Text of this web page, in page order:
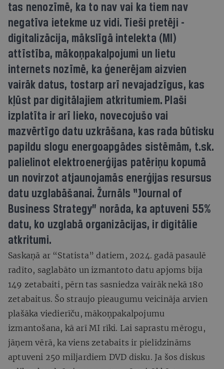
tas nenozīmē, ka to nav vai ka tiem nav
negatīva ietekme uz vidi. Tieši pretēji -
digitalizācija, mākslīgā intelekta (MI)
attīstība, mākoņpakalpojumi un lietu
internets nozīmē, ka ģenerējam aizvien
vairāk datus, tostarp arī nevajadzīgus, kas
kļūst par digitālajiem atkritumiem. Plaši
izplatīta ir arī lieko, novecojušo vai
mazvērtīgo datu uzkrāšana, kas rada būtisku
papildu slogu energoapgādes sistēmām, t.sk.
palielinot elektroenerģijas patēriņu kopumā
un novirzot atjaunojamās enerģijas resursus
datu uzglabāšanai. Žurnāls “Journal of
Business Strategy” norāda, ka aptuveni 55%
datu, ko uzglabā organizācijas, ir digitālie
atkritumi.
Saskaņā ar “Statista” datiem, 2024. gadā pasaulē
radīto, saglabāto un izmantoto datu apjoms bija
149 zetabaiti, pērn tas sasniedza vairāk nekā 180
zetabaitus. Šo straujo pieaugumu veicināja arvien
plašāka viedierīču, mākoņpakalpojumu
izmantošana, kā arī MI rīki. Lai saprastu mērogu,
jāņem vērā, ka viens zetabaits ir pielīdzināms
aptuveni 250 miljardiem DVD disku. Ja šos diskus